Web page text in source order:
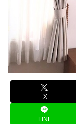
X
LINE